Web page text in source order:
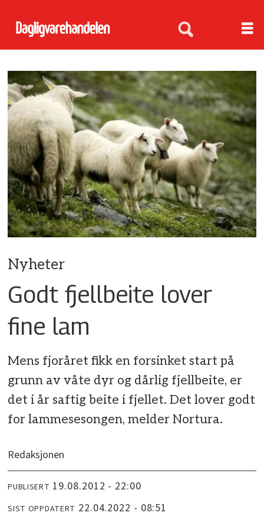
Nyheter
Godt fjellbeite lover
fine lam
Mens fjoråret fikk en forsinket start på
grunn av våte dyr og dårlig fjellbeite, er
det i år saftig beite i fjellet. Det lover godt
for lammesesongen, melder Nortura.
Redaksjonen
PUBLISERT 19.08.2012 - 22:00
SIST OPPDATERT 22.04.2022 - 08:51